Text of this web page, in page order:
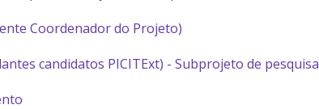
Coordenador do Projeto)
candidatos PICITExt) - Subprojeto de pesquisa